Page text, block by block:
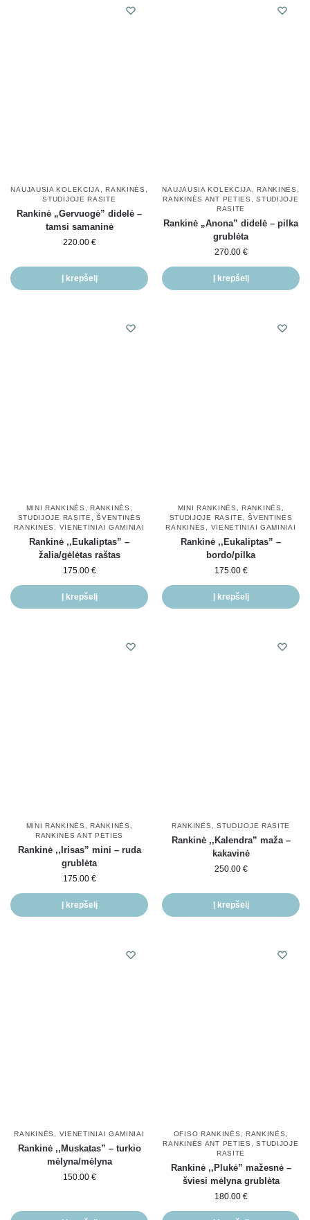
NAUJAUSIA KOLEKCIJA, RANKINĖS ,
STUDIJOJE RASITE
Rankinė „Gervuogė” didelė –
tamsi samaninė
220.00 €
Į krepšelį
NAUJAUSIA KOLEKCIJA, RANKINĖS ,
RANKINĖS ANT PETIES ,STUDIJOJE
RASITE
Rankinė „Anona” didelė – pilka
grublėta
270.00 €
Į krepšelį
MINI RANKINĖS ,RANKINĖS
STUDIJOJE RASITE
,ŠVENTINĖS
RANKINĖS
VIENETINIAI GAMINIAI
Rankinė ,,Eukaliptas” –
žalia/gėlėtas raštas
175.00 €
Į krepšelį
MINI RANKINĖS ,RANKINĖS
STUDIJOJE RASITE
,ŠVENTINĖS
RANKINĖS
VIENETINIAI GAMINIAI
Rankinė ,,Eukaliptas” –
bordo/pilka
175.00 €
Į krepšelį
MINI RANKINĖS ,RANKINĖS
RANKINĖS ANT PETIES
Rankinė ,,Irisas” mini – ruda
grublėta
175.00 €
Į krepšelį
RANKINĖS STUDIJOJE RASITE
Rankinė ,,Kalendra” maža –
kakavinė
250.00 €
Į krepšelį
RANKINĖS , VIENETINIAI GAMINIAI
Rankinė ,,Muskatas” – turkio
mėlyna/mėlyna
150.00 €
OFISO RANKINĖS , RANKINĖS ,
RANKINĖS ANT PETIES ,STUDIJOJE
RASITE
Rankinė ,,Plukė” mažesnė –
šviesi mėlyna grublėta
180.00 €